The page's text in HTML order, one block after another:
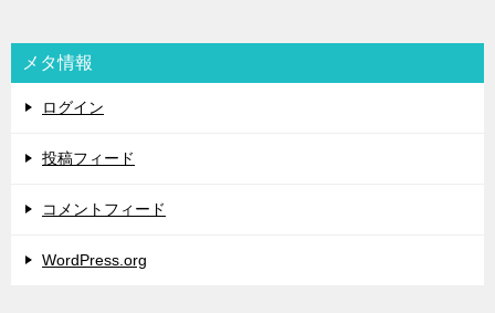
メタ情報
ログイン
投稿フィード
コメントフィード
WordPress.org